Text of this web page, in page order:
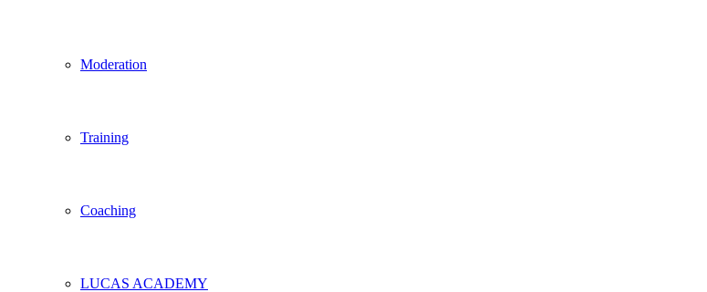
Moderation
Training
Coaching
LUCAS ACADEMY